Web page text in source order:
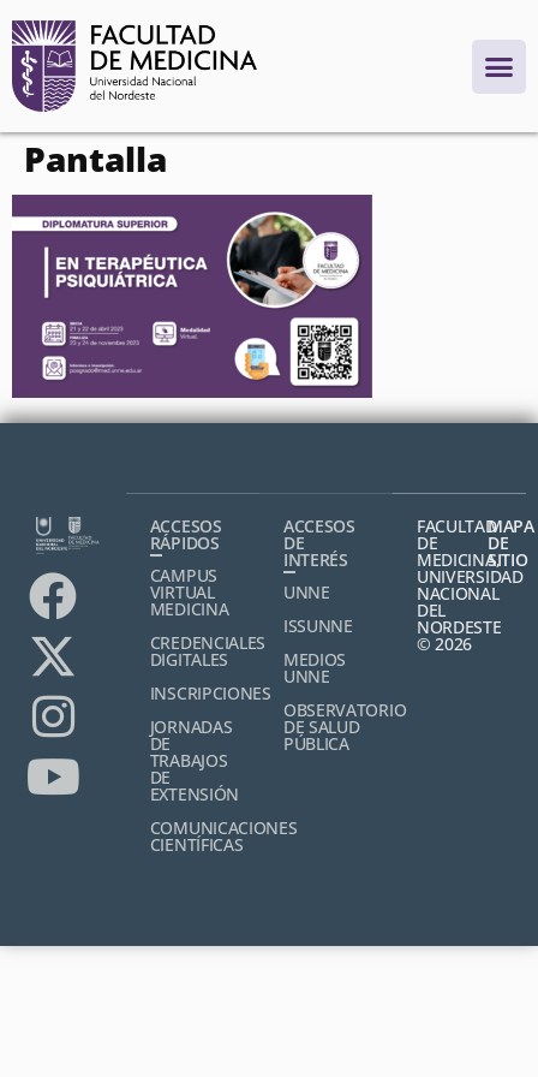
contenido
Pantalla
ACCESOS
RÁPIDOS
CAMPUS
VIRTUAL
MEDICINA
CREDENCIALES
DIGITALES
INSCRIPCIONES
JORNADAS
DE
TRABAJOS
DE
EXTENSIÓN
COMUNICACIONES
CIENTÍFICAS
ACCESOS
DE
INTERÉS
UNNE
ISSUNNE
MEDIOS
UNNE
OBSERVATORIO
DE SALUD
PÚBLICA
FACULTAD
DE
MEDICINA,
UNIVERSIDAD
NACIONAL
DEL
NORDESTE
© 2026
MAPA
DE
SITIO